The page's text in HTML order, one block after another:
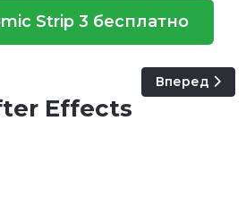
Strip 3 бесплатно
Следующий:
Вперед
Effects